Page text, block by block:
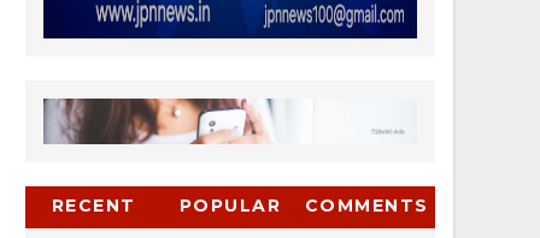
RECENT POPULAR COMMENTS